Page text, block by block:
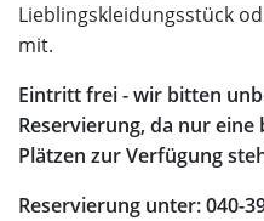
Lieblingskleidungsstück
mit.
Eintritt frei - wir bitten
Reservierung, da nur
Plätzen zur Verfügung
Reservierung unter: 040-